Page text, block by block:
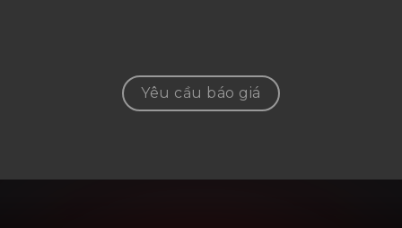
Yêu cầu báo giá